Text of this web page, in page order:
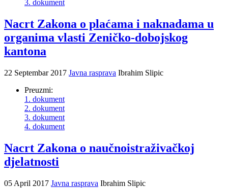
3. dokument
Nacrt Zakona o plaćama i naknadama u
organima vlasti Zeničko-dobojskog
kantona
22 Septembar 2017 Javna rasprava Ibrahim Slipic
Preuzmi:
1. dokument
2. dokument
3. dokument
4. dokument
Nacrt Zakona o naučnoistraživačkoj
djelatnosti
05 April 2017 Javna rasprava Ibrahim Slipic